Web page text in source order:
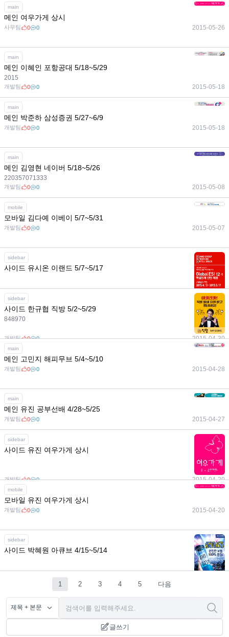
main
메인 여우가게 상시
사무팀 0 0 2015-05-26
main
메인 이혜인 포항공대 5/18~5/29
2015
개발팀 0 0 2015-05-18
main
메인 박준하 삼성증권 5/27~6/9
개발팀 0 0 2015-05-18
main
메인 김영현 네이버 5/18~5/26
220357071333
개발팀 0 0 2015-05-08
mobile
모바일 김다예 이베이 5/7~5/31
개발팀 0 0 2015-05-07
sidebar
사이드 유시온 이랜드 5/7~5/17
개발팀 2015-05-06
sidebar
사이드 한규협 직방 5/2~5/29
848970
개발팀 0 0 2015-04-30
main
메인 고민지 해피무브 5/4~5/10
개발팀 0 0 2015-04-28
main
메인 유진 공부선배 4/28~5/25
개발팀 0 0 2015-04-27
sidebar
사이드 유진 여우가게 상시
개발팀 0 0 2015-04-20
mobile
모바일 유진 여우가게 상시
개발팀 0 0 2015-04-20
sidebar
사이드 박혜원 아큐브 4/15~5/14
1 2 3 4 5 다음
글쓰기